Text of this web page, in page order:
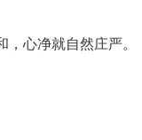
心净就自然庄严。